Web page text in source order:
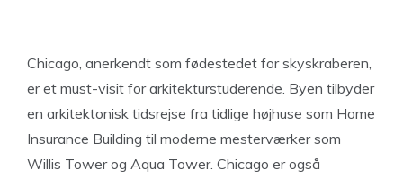
Chicago, anerkendt som fødestedet for skyskraberen,
er et must-visit for arkitekturstuderende. Byen tilbyder
en arkitektonisk tidsrejse fra tidlige højhuse som Home
Insurance Building til moderne mesterværker som
Willis Tower og Aqua Tower. Chicago er også